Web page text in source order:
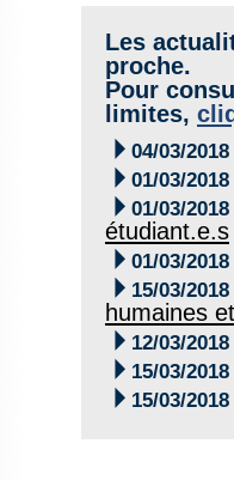
Les
proche.
Pour
limites,
 04/03/2018
 01/03/2018
 01/03/2018
étudiant.e.s
 01/03/2018
 15/03/2018
humaines
 12/03/2018
 15/03/2018
 15/03/2018